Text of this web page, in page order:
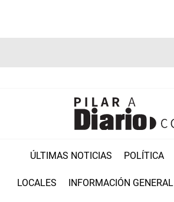
ÚLTIMAS NOTICIAS POLÍTICA
LOCALES INFORMACIÓN GENERAL